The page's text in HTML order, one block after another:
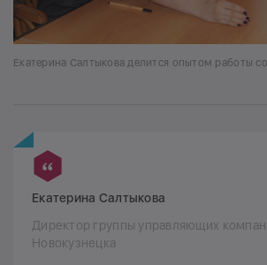
Екатерина Салтыкова делится опытом работы
Екатерина Салтыкова
Директор группы управляющих
Новокузнецка